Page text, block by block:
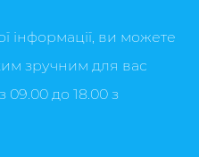
інформації, ви можете
зручним для вас
до 18.00 з